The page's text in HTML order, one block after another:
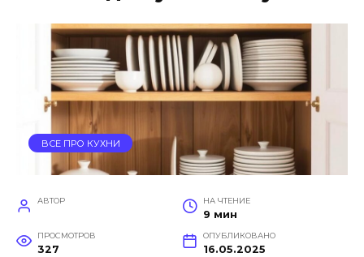
ВСЕ ПРО КУХНИ
АВТОР НА ЧТЕНИЕ
9 мин
ПРОСМОТРОВ
327
ОПУБЛИКОВАНО
16.05.2025